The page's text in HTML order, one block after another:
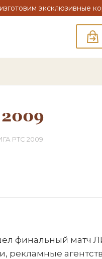
эксклюзивные
РТС 2009
финальный матч
рекламные